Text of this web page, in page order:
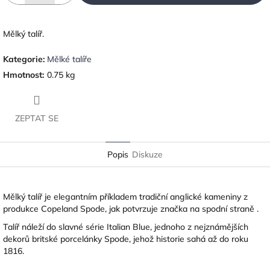
Mělký talíř.
Kategorie: Mělké talíře
Hmotnost: 0.75 kg
ZEPTAT SE
Popis Diskuze
Mělký talíř je elegantním příkladem tradiční anglické kameniny z
produkce Copeland Spode, jak potvrzuje značka na spodní straně .
Talíř náleží do slavné série Italian Blue, jednoho z nejznámějších
dekorů britské porcelánky Spode, jehož historie sahá až do roku
1816.